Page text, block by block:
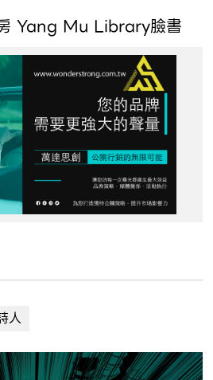
Yang Mu Library臉書
人